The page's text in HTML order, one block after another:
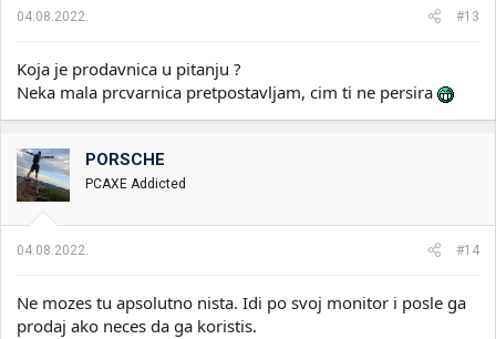
04.08.2022. #13
Koja je prodavnica u pitanju ?
Neka mala prcvarnica pretpostavljam, cim ti ne persira
PORSCHE
PCAXE Addicted
04.08.2022. #14
Ne mozes tu apsolutno nista. Idi po svoj monitor i posle ga
prodaj ako neces da ga koristis.